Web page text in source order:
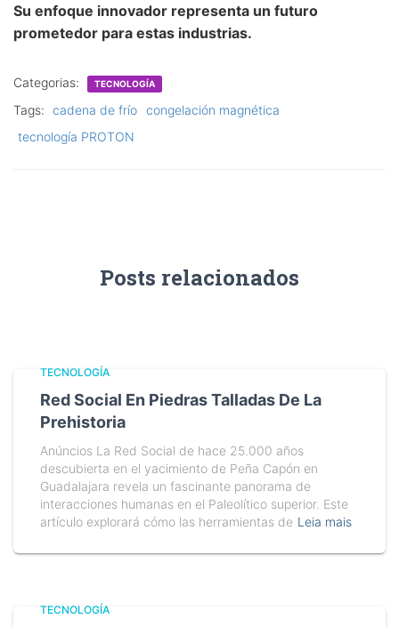
Su enfoque innovador representa un futuro
prometedor para estas industrias.
Categorias: TECNOLOGÍA
Tags: cadena de frío congelación magnética
tecnología PROTON
Posts relacionados
TECNOLOGÍA
Red Social En Piedras Talladas De La
Prehistoria
Anúncios La Red Social de hace 25.000 años
descubierta en el yacimiento de Peña Capón en
Guadalajara revela un fascinante panorama de
interacciones humanas en el Paleolítico superior. Este
artículo explorará cómo las herramientas de Leia mais
TECNOLOGÍA